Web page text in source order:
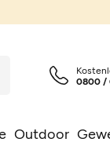
Outdoor
0800 /